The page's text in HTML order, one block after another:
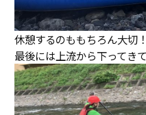
休憩するのももちろん大切
最後には上流から下ってき